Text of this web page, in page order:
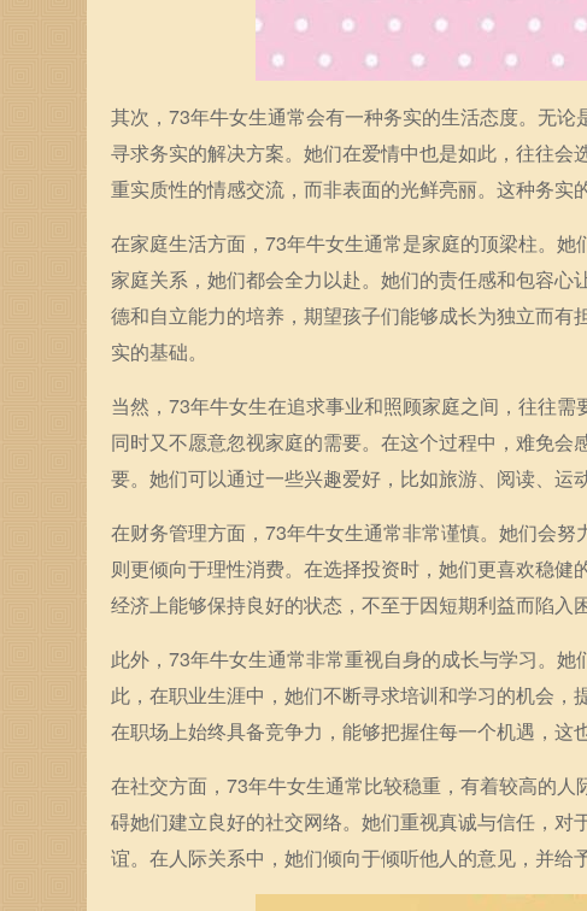
其次，73年牛女生通常会有一种务实的生活态度。无
寻求务实的解决方案。她们在爱情中也是如此，往往
重实质性的情感交流，而非表面的光鲜亮丽。这种务实
在家庭生活方面，73年牛女生通常是家庭的顶梁柱。
家庭关系，她们都会全力以赴。她们的责任感和包容
德和自立能力的培养，期望孩子们能够成长为独立而
实的基础。
当然，73年牛女生在追求事业和照顾家庭之间，往往
同时又不愿意忽视家庭的需要。在这个过程中，难免
要。她们可以通过一些兴趣爱好，比如旅游、阅读、运
在财务管理方面，73年牛女生通常非常谨慎。她们会
则更倾向于理性消费。在选择投资时，她们更喜欢稳
经济上能够保持良好的状态，不至于因短期利益而陷入困
此外，73年牛女生通常非常重视自身的成长与学习。
此，在职业生涯中，她们不断寻求培训和学习的机会
在职场上始终具备竞争力，能够把握住每一个机遇，这
在社交方面，73年牛女生通常比较稳重，有着较高的
碍她们建立良好的社交网络。她们重视真诚与信任，
谊。在人际关系中，她们倾向于倾听他人的意见，并给